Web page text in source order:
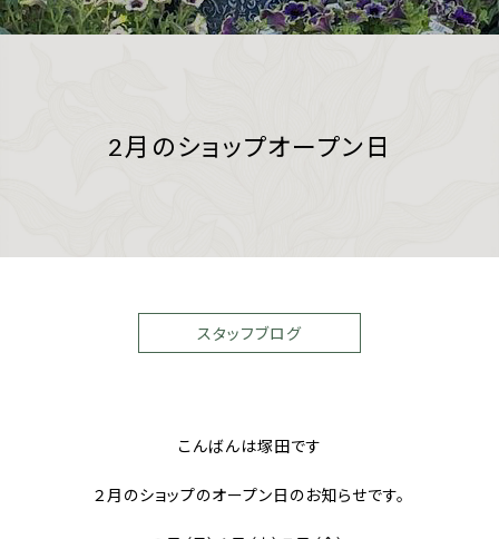
2月のショップオープン日
スタッフブログ
こんばんは塚田です
２月のショップのオープン日のお知らせです。